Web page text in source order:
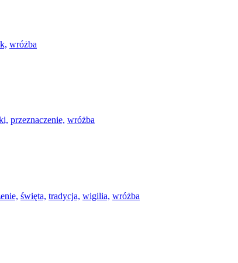
wróżba
przeznaczenie, wróżba
święta, tradycja, wigilia, wróżba